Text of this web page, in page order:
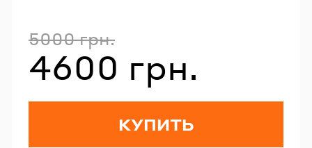
Полная стоимость
5000 грн.
Стоимость со скидкой
4600 грн.
КУПИТЬ